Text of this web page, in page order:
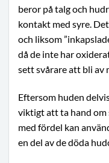
beror på talg och
kontakt med syre.
och liksom
då de inte har
sett svårare att bli av
Eftersom huden
viktigt att ta hand om
med fördel kan
en del av de döda